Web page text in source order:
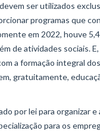
ser utilizados
programas que
em 2022, houve
de atividades sociais.
a formação integral
gratuitamente,
por lei para
para os